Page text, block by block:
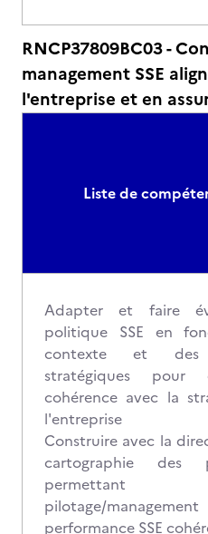
RNCP37809BC03 -
management SSE
l'entreprise et en
Liste de
Adapter et faire
politique SSE en
contexte et des
stratégiques
cohérence avec la
l'entreprise
Construire avec la
cartographie des
pilotage/
performance SSE